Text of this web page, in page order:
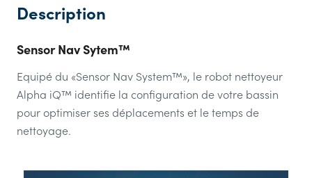
Description
Sensor Nav Sytem™
Equipé du «Sensor Nav System™», le robot nettoyeur
Alpha iQ™ identifie la configuration de votre bassin
pour optimiser ses déplacements et le temps de
nettoyage.